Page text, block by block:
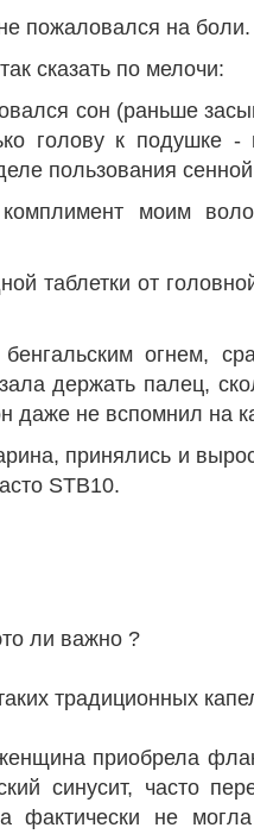
пожаловался на
сказать по мелочи:
сон (раньше
голову к подушке
пользования
моим
таблетки от
огнем,
держать палец,
даже не вспомнил на
принялись и
STB10.
ли важно ?
традиционных
приобрела
синусит, часто
фактически не